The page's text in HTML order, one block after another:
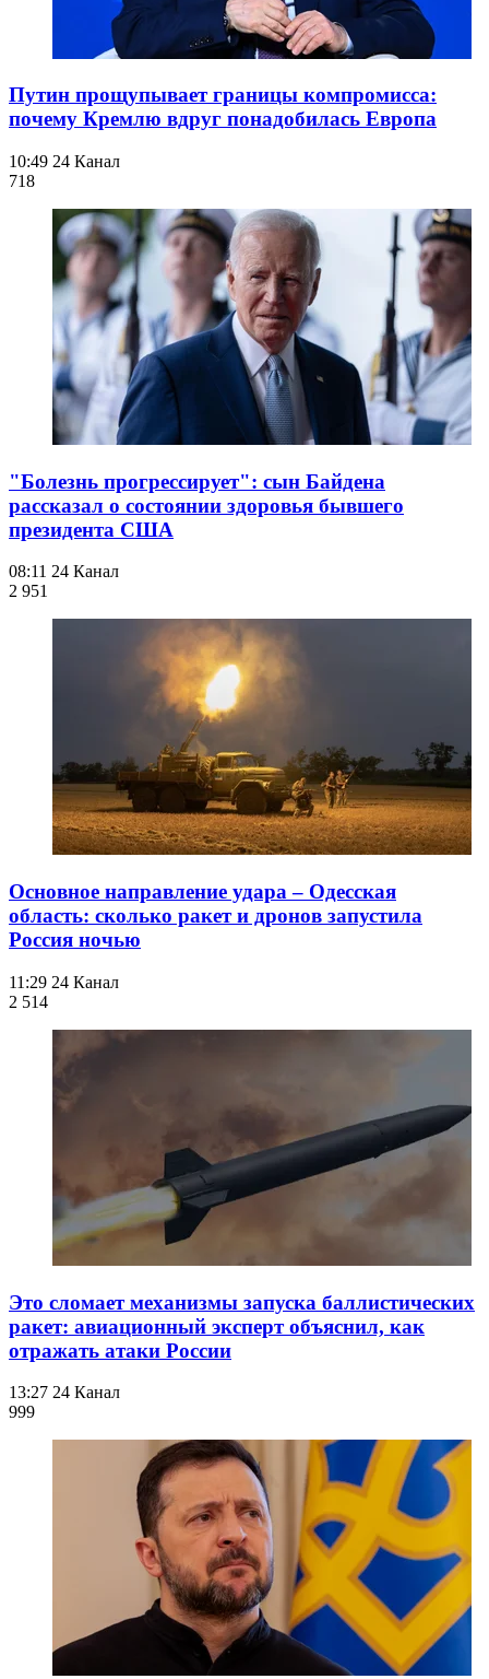
Путин прощупывает границы компромисса:
почему Кремлю вдруг понадобилась Европа
10:49 24 Канал
718
"Болезнь прогрессирует": сын Байдена
рассказал о состоянии здоровья бывшего
президента США
08:11 24 Канал
2 951
Основное направление удара – Одесская
область: сколько ракет и дронов запустила
Россия ночью
11:29 24 Канал
2 514
Это сломает механизмы запуска баллистических
ракет: авиационный эксперт объяснил, как
отражать атаки России
13:27 24 Канал
999